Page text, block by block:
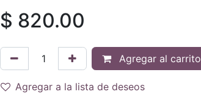
$ 820.00
Agregar al carrito
Agregar a la lista de deseos